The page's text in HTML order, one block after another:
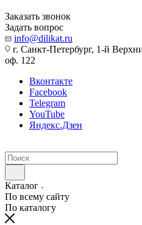
Заказать звонок
Задать вопрос
info@dilikat.ru
г. Санкт-Петербург, 1-й
оф. 122
Вконтакте
Facebook
Telegram
YouTube
Яндекс.Дзен
Каталог
По всему сайту
По каталогу